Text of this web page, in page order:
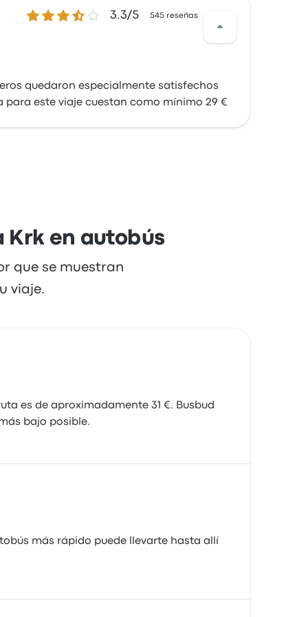
3.3 sobre 5 estrellas
3.3/5 545 reseñas
quedaron especialmente satisfechos
para este viaje cuestan como mínimo 29 €
Krk en autobús
que se muestran
viaje.
es de aproximadamente 31 €. Busbud
bajo posible.
más rápido puede llevarte hasta allí